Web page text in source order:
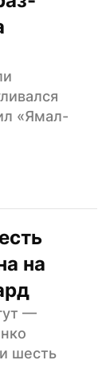
«Ямал-
на
—
шесть